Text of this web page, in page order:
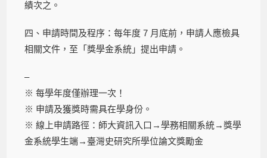
績次之。
四、申請時間及程序：每年度 7 月底前，申請人應檢具
相關文件，至「獎學金系統」提出申請。
–
※ 每學年度僅辦理一次！
※ 申請及獲獎時需具在學身份。
※ 線上申請路徑：師大資訊入口→學務相關系統→獎學
金系統學生端→臺灣史研究所學位論文獎勵金